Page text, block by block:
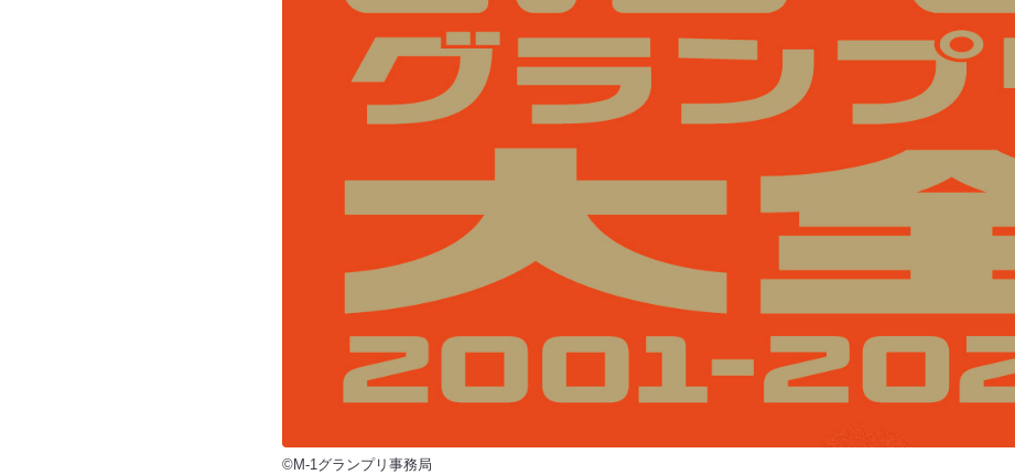
©M-1グランプリ事務局